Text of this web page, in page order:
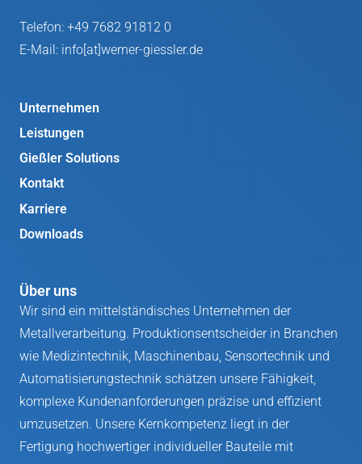
Telefon: +49 7682 91812 0
E-Mail: info[at]werner-giessler.de
Unternehmen
Leistungen
Gießler Solutions
Kontakt
Karriere
Downloads
Über uns
Wir sind ein mittelständisches Unternehmen der
Metallverarbeitung. Produktionsentscheider in Branchen
wie Medizintechnik, Maschinenbau, Sensortechnik und
Automatisierungstechnik schätzen unsere Fähigkeit,
komplexe Kundenanforderungen präzise und effizient
umzusetzen. Unsere Kernkompetenz liegt in der
Fertigung hochwertiger individueller Bauteile mit